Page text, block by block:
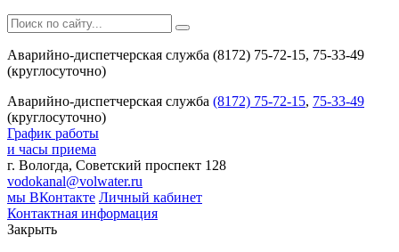
Аварийно-диспетчерская служба (8172) 75-72-15, 75-33-49
(круглосуточно)
Аварийно-диспетчерская служба (8172) 75-72-15, 75-33-49
(круглосуточно)
График работы
и часы приема
г. Вологда, Советский проспект 128
vodokanal@volwater.ru
мы ВКонтакте Личный кабинет
Контактная информация
Закрыть